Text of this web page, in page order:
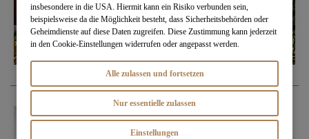
insbesondere in die USA. Hiermit kann ein Risiko verbunden sein,
beispielsweise da die Möglichkeit besteht, dass Sicherheitsbehörden oder
Geheimdienste auf diese Daten zugreifen. Diese Zustimmung kann jederzeit
in den Cookie-Einstellungen widerrufen oder angepasst werden.
Alle zulassen und fortsetzen
Nur essentielle zulassen
Einstellungen